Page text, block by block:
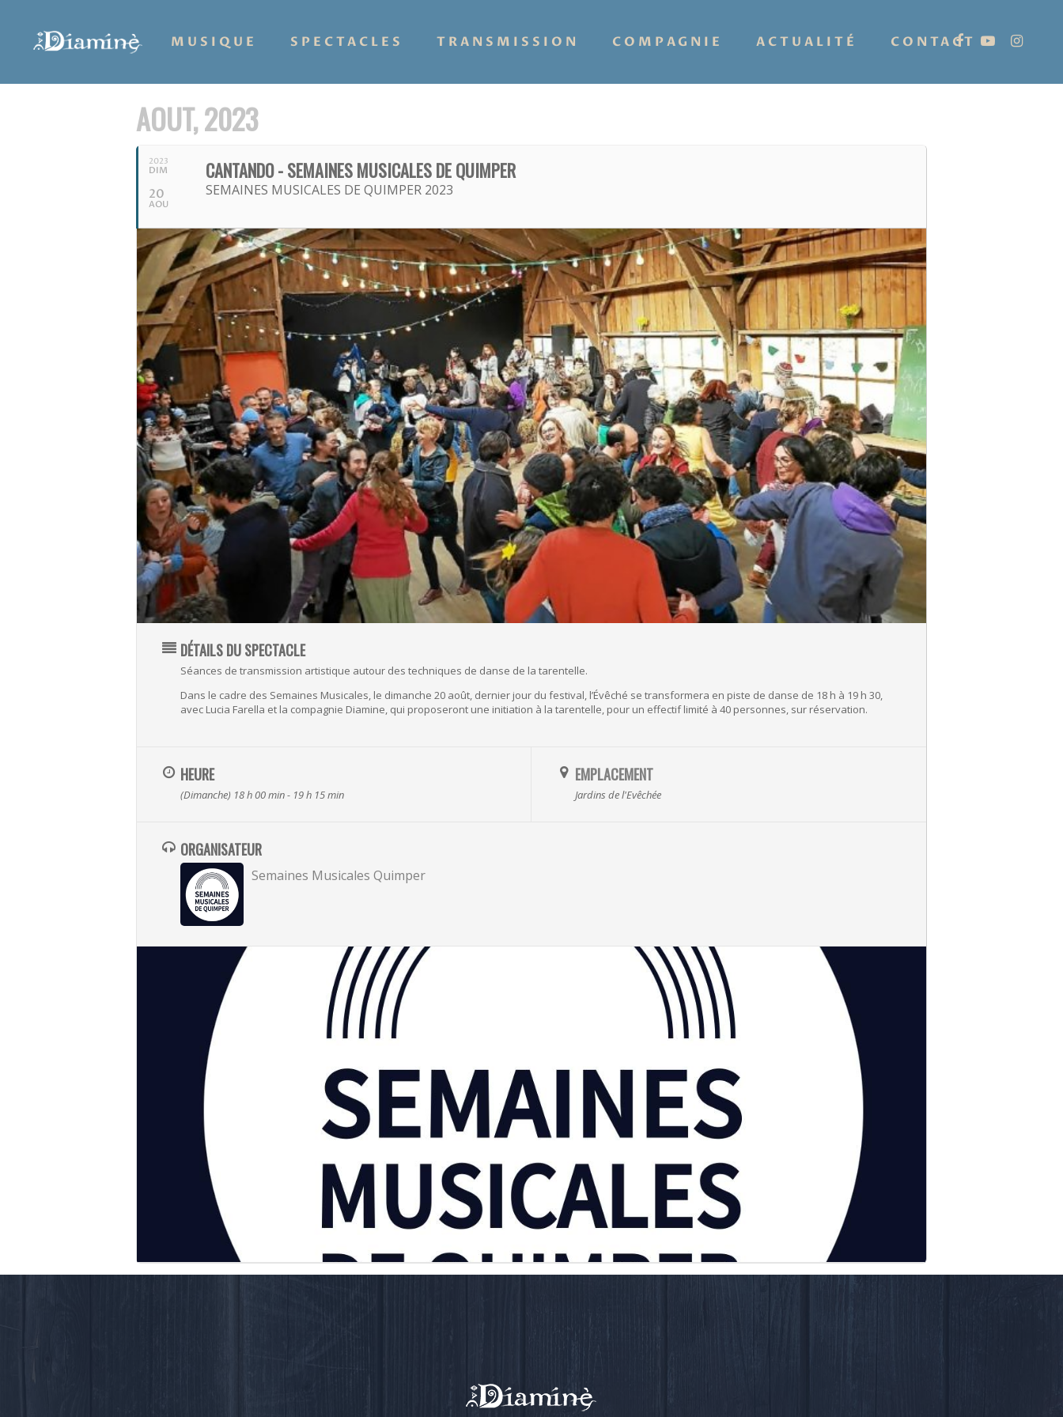
Hit enter to search or ESC to close
MUSIQUE SPECTACLES TRANSMISSION COMPAGNIE ACTUALITÉ CONTACT
AOUT, 2023
2023
DIM
20
AOU
CANTANDO - SEMAINES MUSICALES DE QUIMPER
SEMAINES MUSICALES DE QUIMPER 2023
DÉTAILS DU SPECTACLE
Séances de transmission artistique autour des techniques de danse de la tarentelle.
Dans le cadre des Semaines Musicales, le dimanche 20 août, dernier jour du festival, l’Évêché se transformera en piste de danse de 18 h à 19 h 30,
avec Lucia Farella et la compagnie Diamine, qui proposeront une initiation à la tarentelle, pour un effectif limité à 40 personnes, sur réservation.
HEURE
(Dimanche) 18 h 00 min - 19 h 15 min
EMPLACEMENT
Jardins de l'Evêchée
ORGANISATEUR
Semaines Musicales Quimper